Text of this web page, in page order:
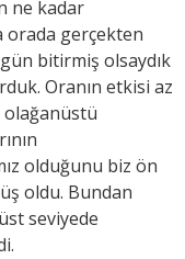
ne kadar
orada gerçekten
bitirmiş olsaydık
Oranın etkisi az
olduğunu biz ön
oldu. Bundan
seviyede